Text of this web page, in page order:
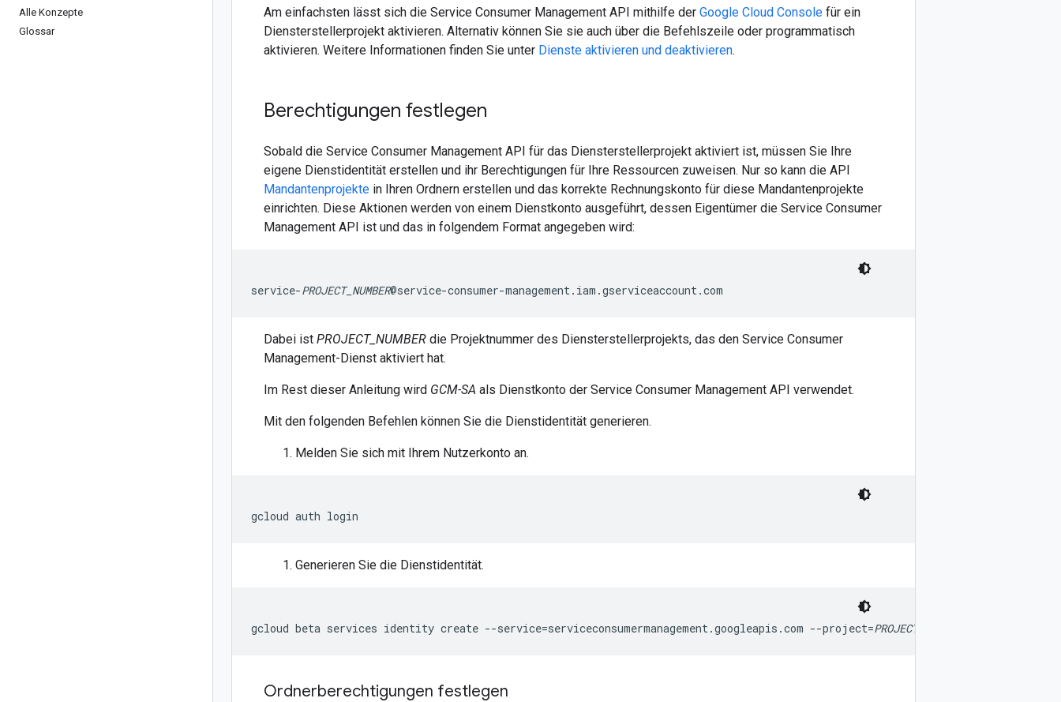
Alle Konzepte
Glossar
Am einfachsten lässt sich die Service Consumer Management API mithilfe der Google Cloud Console für ein
Diensterstellerprojekt aktivieren. Alternativ können Sie sie auch über die Befehlszeile oder programmatisch
aktivieren. Weitere Informationen finden Sie unter Dienste aktivieren und deaktivieren.
Berechtigungen festlegen
Sobald die Service Consumer Management API für das Diensterstellerprojekt aktiviert ist, müssen Sie Ihre
eigene Dienstidentität erstellen und ihr Berechtigungen für Ihre Ressourcen zuweisen. Nur so kann die API
Mandantenprojekte in Ihren Ordnern erstellen und das korrekte Rechnungskonto für diese Mandantenprojekte
einrichten. Diese Aktionen werden von einem Dienstkonto ausgeführt, dessen Eigentümer die Service Consumer
Management API ist und das in folgendem Format angegeben wird:
service-PROJECT_NUMBER
Dabei ist PROJECT_NUMBER die Projektnummer des Diensterstellerprojekts, das den Service Consumer
Management-Dienst aktiviert hat.
Im Rest dieser Anleitung wird GCM-SA als Dienstkonto der Service Consumer Management API verwendet.
Mit den folgenden Befehlen können Sie die Dienstidentität generieren.
Melden Sie sich mit Ihrem Nutzerkonto an.
Generieren Sie die Dienstidentität.
gcloud beta services identity create --service=serviceconsumermanagement.googleapis.com --project=PROJECT_ID
Ordnerberechtigungen festlegen